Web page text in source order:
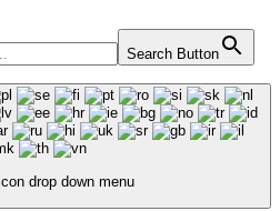
Search Button